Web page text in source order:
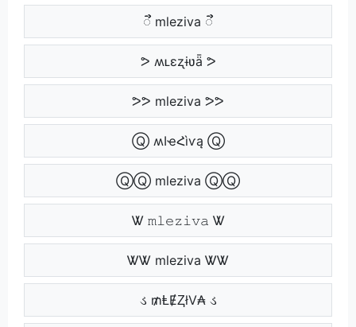
ᯭᯭ mleziva ᯭᯭ
ᕗ ʍʟɛʐɨʋǟ ᕗ
ᕗᕗ mleziva ᕗᕗ
Ⓠ ʍӀҽՀìѵą Ⓠ
ⓆⓆ mleziva ⓆⓆ
Ꮤ 𝚖𝚕𝚎𝚣𝚒𝚟𝚊 Ꮤ
ᏔᏔ mleziva ᏔᏔ
ડ ₥ⱠɆⱫłV₳ ડ